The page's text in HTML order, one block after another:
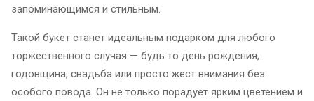
запоминающимся и стильным.
Такой букет станет идеальным подарком для любого
торжественного случая — будь то день рождения,
годовщина, свадьба или просто жест внимания без
особого повода. Он не только порадует ярким цветением и